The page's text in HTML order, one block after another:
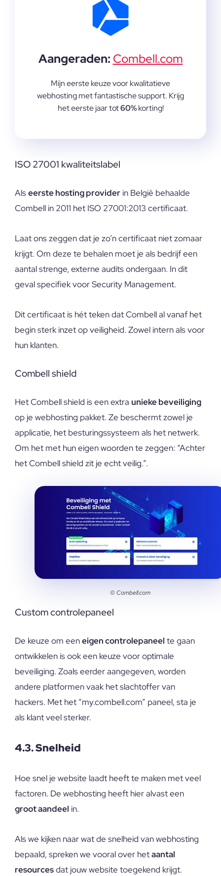
Aangeraden: Combell.com
Mijn eerste keuze voor kwalitatieve
webhosting met fantastische support. Krijg
het eerste jaar tot60%korting!
ISO 27001 kwaliteitslabel
Alseerste hosting provider in België behaalde
Combell in 2011 het ISO 27001:2013 certificaat.
Laat ons zeggen dat je zo’n certificaat niet zomaar
krijgt. Om deze te behalen moet je als bedrijf een
aantal strenge, externe audits ondergaan. In dit
geval specifiek voor Security Management.
Dit certificaat is hét teken dat Combell al vanaf het
begin sterk inzet op veiligheid. Zowel intern als voor
hun klanten.
Combell shield
Het Combell shield is een extra unieke beveiliging
op je webhosting pakket. Ze beschermt zowel je
applicatie, het besturingssysteem als het netwerk.
Om het met hun eigen woorden te zeggen: “Achter
het Combell shield zit je echt veilig.”.
© Combell.com
Custom controlepaneel
De keuze om eeneigen controlepaneel te gaan
ontwikkelen is ook een keuze voor optimale
beveiliging. Zoals eerder aangegeven, worden
andere platformen vaak het slachtoffer van
hackers. Met het “my.combell.com” paneel, sta je
als klant veel sterker.
4.3. Snelheid
Hoe snel je website laadt heeft te maken met veel
factoren. De webhosting heeft hier alvast een
groot aandeel in.
Als we kijken naar wat de snelheid van webhosting
bepaald, spreken we vooral over hetaantal
resourcesdat jouw website toegekend krijgt.